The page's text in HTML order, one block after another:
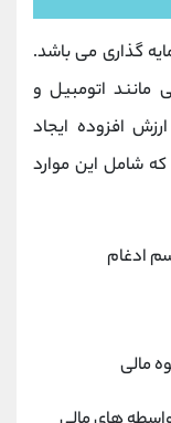
گذاری می باشد.
مانند اتومبیل و
افزوده ایجاد
شامل این موارد
ادغام
مالی